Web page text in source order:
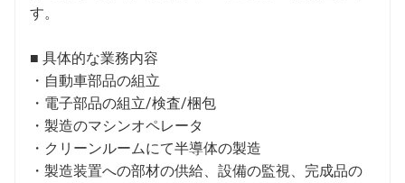
す。
■ 具体的な業務内容
・自動車部品の組立
・電子部品の組立/検査/梱包
・製造のマシンオペレータ
・クリーンルームにて半導体の製造
・製造装置への部材の供給、設備の監視、完成品の